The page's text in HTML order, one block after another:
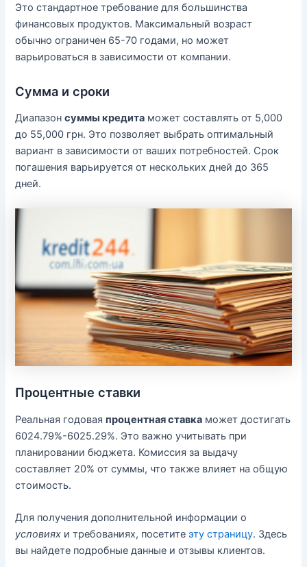
Это стандартное требование для большинства
финансовых продуктов. Максимальный возраст
обычно ограничен 65-70 годами, но может
варьироваться в зависимости от компании.
Сумма и сроки
Диапазонсуммы кредита может составлять от 5,000
до 55,000 грн. Это позволяет выбрать оптимальный
вариант в зависимости от ваших потребностей. Срок
погашения варьируется от нескольких дней до 365
дней.
Процентные ставки
Реальная годоваяпроцентная ставка может достигать
6024.79%-6025.29%. Это важно учитывать при
планировании бюджета. Комиссия за выдачу
составляет 20% от суммы, что также влияет на общую
стоимость.
Для получения дополнительной информации о
условиях и требованиях, посетитеэту страницу. Здесь
вы найдете подробные данные и отзывы клиентов.